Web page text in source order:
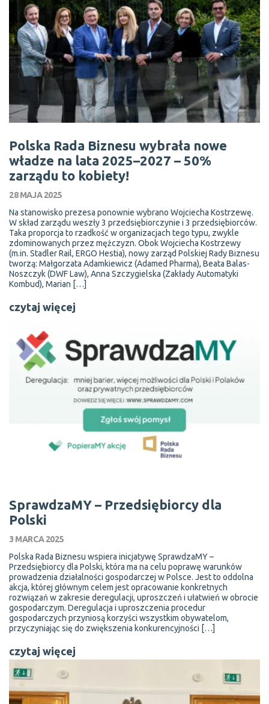
Polska Rada Biznesu wybrała nowe
władze na lata 2025–2027 – 50%
zarządu to kobiety!
28 MAJA 2025
Na stanowisko prezesa ponownie wybrano Wojciecha Kostrzewę.
W skład zarządu weszły 3 przedsiębiorczynie i 3 przedsiębiorców.
Taka proporcja to rzadkość w organizacjach tego typu, zwykle
zdominowanych przez mężczyzn. Obok Wojciecha Kostrzewy
(m.in. Stadler Rail, ERGO Hestia), nowy zarząd Polskiej Rady Biznesu
tworzą: Małgorzata Adamkiewicz (Adamed Pharma), Beata Balas-
Noszczyk (DWF Law), Anna Szczygielska (Zakłady Automatyki
Kombud), Marian […]
czytaj więcej
SprawdzaMY – Przedsiębiorcy dla
Polski
3 MARCA 2025
Polska Rada Biznesu wspiera inicjatywę SprawdzaMY –
Przedsiębiorcy dla Polski, która ma na celu poprawę warunków
prowadzenia działalności gospodarczej w Polsce. Jest to oddolna
akcja, której głównym celem jest opracowanie konkretnych
rozwiązań w zakresie deregulacji, uproszczeń i ułatwień w obrocie
gospodarczym. Deregulacja i uproszczenia procedur
gospodarczych przyniosą korzyści wszystkim obywatelom,
przyczyniając się do zwiększenia konkurencyjności […]
czytaj więcej